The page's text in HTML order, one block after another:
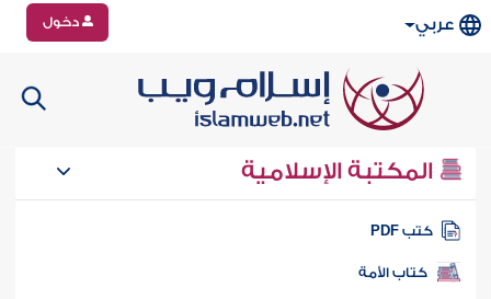
عربي دخول
المكتبة الإسلامية
كتب PDF